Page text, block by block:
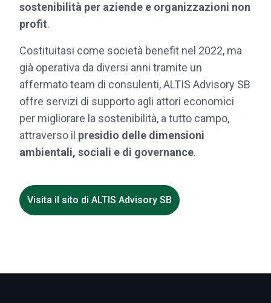
sostenibilità per aziende e organizzazioni non
profit.
Costituitasi come società benefit nel 2022, ma
già operativa da diversi anni tramite un
affermato team di consulenti, ALTIS Advisory SB
offre servizi di supporto agli attori economici
per migliorare la sostenibilità, a tutto campo,
attraverso il presidio delle dimensioni
ambientali, sociali e di governance.
Visita il sito di ALTIS Advisory SB